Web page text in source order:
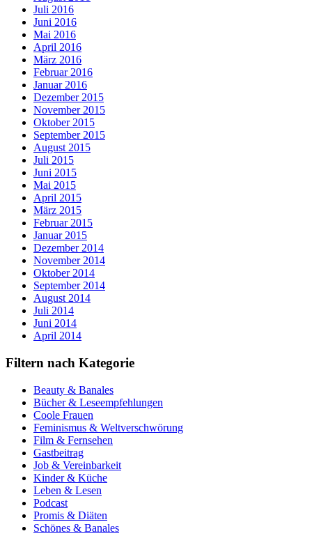
Juli 2016
Juni 2016
Mai 2016
April 2016
März 2016
Februar 2016
Januar 2016
Dezember 2015
November 2015
Oktober 2015
September 2015
August 2015
Juli 2015
Juni 2015
Mai 2015
April 2015
März 2015
Februar 2015
Januar 2015
Dezember 2014
November 2014
Oktober 2014
September 2014
August 2014
Juli 2014
Juni 2014
April 2014
Filtern nach Kategorie
Beauty & Banales
Bücher & Leseempfehlungen
Coole Frauen
Feminismus & Weltverschwörung
Film & Fernsehen
Gastbeitrag
Job & Vereinbarkeit
Kinder & Küche
Leben & Lesen
Podcast
Promis & Diäten
Schönes & Banales